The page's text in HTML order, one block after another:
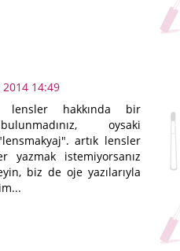
14:49
lensler hakkında bir
oysaki
artık lensler
yazmak istemiyorsanız
biz de oje yazılarıyla